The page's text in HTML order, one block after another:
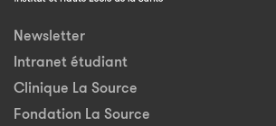
Newsletter
Intranet étudiant
Clinique La Source
Fondation La Source